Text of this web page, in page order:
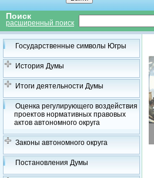
Поиск
расширенный поиск
Государственные символы Югры
История Думы
Итоги деятельности Думы
Оценка регулирующего воздействия
проектов нормативных правовых
актов автономного округа
Законы автономного округа
Постановления Думы